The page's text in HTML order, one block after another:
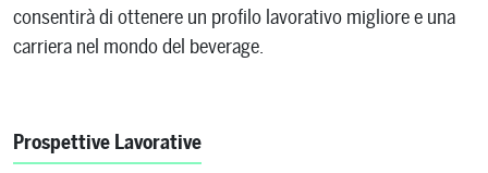
consentirà di ottenere un profilo lavorativo migliore e una
carriera nel mondo del beverage.
Prospettive Lavorative